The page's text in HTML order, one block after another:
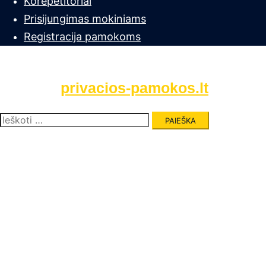
Prisijungimas mokiniams
Registracija pamokoms
privacios-pamokos.lt
Ieškoti: